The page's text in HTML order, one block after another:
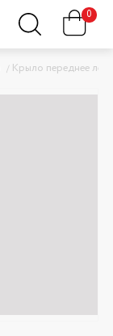
0
Крыло переднее